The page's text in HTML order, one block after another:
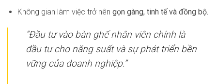
Không gian làm việc trở nên gọn gàng, tinh tế và đồng bộ.
“Đầu tư vào bàn ghế nhân viên chính là
đầu tư cho năng suất và sự phát triển bền
vững của doanh nghiệp.”